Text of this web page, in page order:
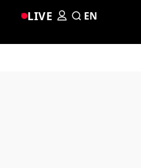
LIVE EN